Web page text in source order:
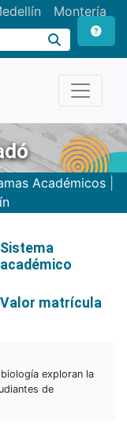
Montería
Académicos|
Sistema
académico
Valor matrícula
exploran la
de